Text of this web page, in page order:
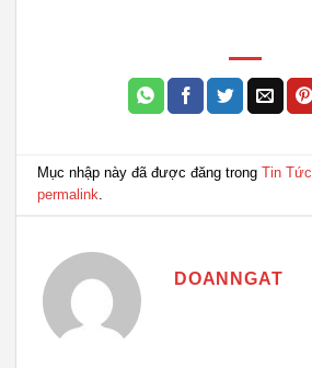
Mục nhập này đã được đăng trongTin Tức
permalink.
DOANNGAT